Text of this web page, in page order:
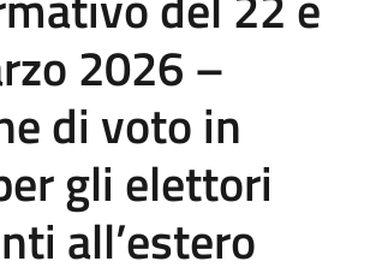
2026 –
di voto in
gli elettori
all’estero